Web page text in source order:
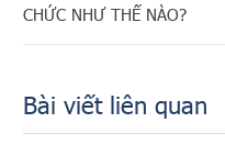
CHỨC NHƯ THẾ NÀO?
Bài viết liên quan